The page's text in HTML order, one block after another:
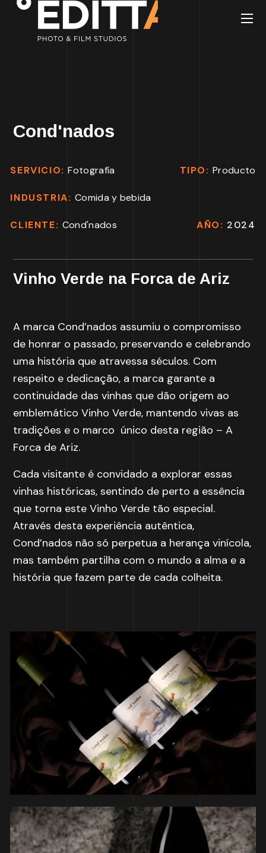
Cond'nados
SERVICIO:Fotografía TIPO:Producto
INDUSTRIA:Comida y bebida
CLIENTE: Cond'nados AÑO: 2024
Vinho Verde na Forca de Ariz
A marca Cond’nados assumiu o compromisso
de honrar o passado, preservando e celebrando
uma história que atravessa séculos. Com
respeito e dedicação, a marca garante a
continuidade das vinhas que dão origem ao
emblemático Vinho Verde, mantendo vivas as
tradições e o marco único desta região – A
Forca de Ariz.
Cada visitante é convidado a explorar essas
vinhas históricas, sentindo de perto a essência
que torna este Vinho Verde tão especial.
Através desta experiência autêntica,
Cond’nados não só perpetua a herança vinícola,
mas também partilha com o mundo a alma e a
história que fazem parte de cada colheita.